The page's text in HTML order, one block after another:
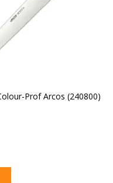
Prof Arcos (240800)